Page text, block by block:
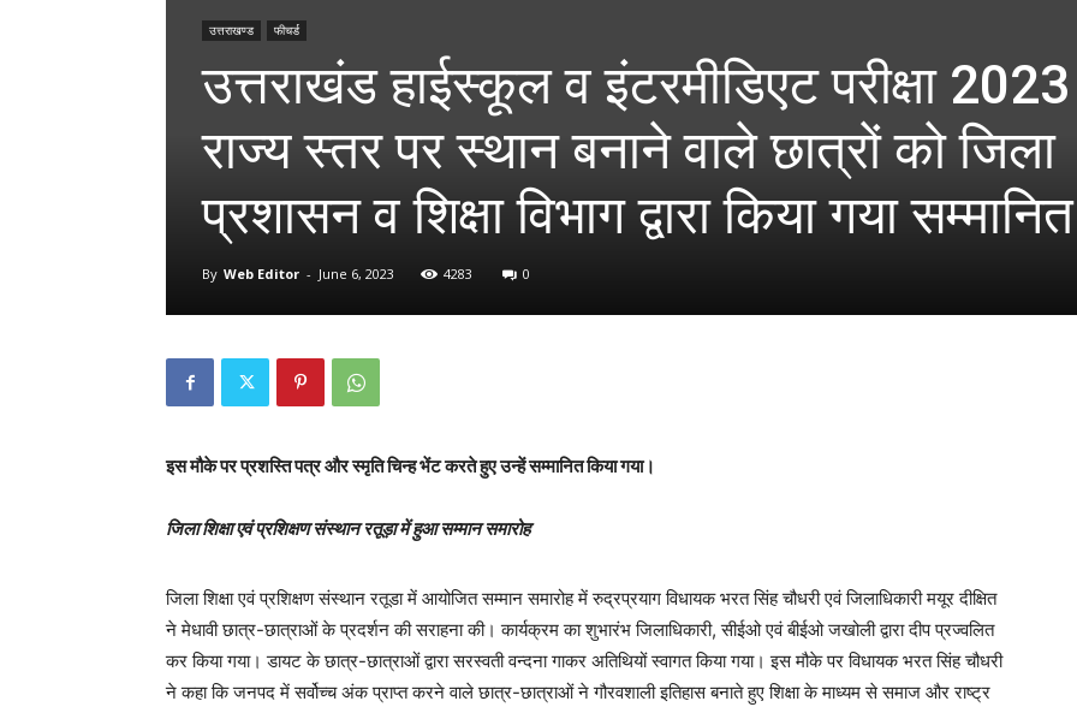
उत्तराखण्ड फीचर्ड
उत्तराखंड हाईस्कूल व इंटरमीडिएट परीक्षा
राज्य स्तर पर स्थान बनाने वाले छात्रों को जिला
प्रशासन व शिक्षा विभाग द्वारा किया गया
By Web Editor - June 6, 2023 4283 0
इस मौके पर प्रशस्ति पत्र और स्मृति चिन्ह भेंट करते हुए उन्हें सम्मानित किया गया।
जिला शिक्षा एवं प्रशिक्षण संस्थान रतूड़ा में हुआ सम्मान समारोह
जिला शिक्षा एवं प्रशिक्षण संस्थान रतूडा में आयोजित सम्मान समारोह में रुद्रप्रयाग विधायक भरत सिंह चौधरी एवं जिलाधिकारी मयूर दीक्षित
ने मेधावी छात्र-छात्राओं के प्रदर्शन की सराहना की। कार्यक्रम का शुभारंभ जिलाधिकारी, सीईओ एवं बीईओ जखोली द्वारा दीप प्रज्वलित
कर किया गया। डायट के छात्र-छात्राओं द्वारा सरस्वती वन्दना गाकर अतिथियों स्वागत किया गया। इस मौके पर विधायक भरत सिंह चौधरी
ने कहा कि जनपद में सर्वोच्च अंक प्राप्त करने वाले छात्र-छात्राओं ने गौरवशाली इतिहास बनाते हुए शिक्षा के माध्यम से समाज और राष्ट्र